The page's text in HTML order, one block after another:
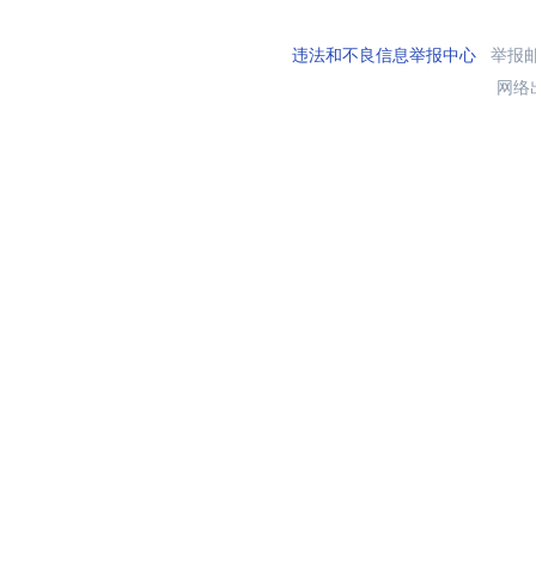
违法和不良信息举报中心举报
网